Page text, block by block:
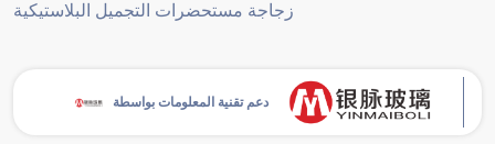
زجاجة مستحضرات التجميل البلاستيكية
دعم تقنية المعلومات بواسطة